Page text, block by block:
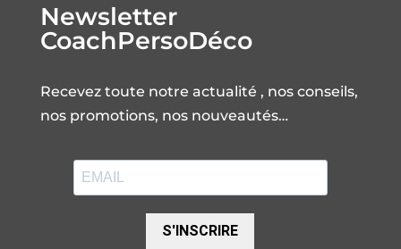
Newsletter
CoachPersoDéco
Recevez toute notre actualité , nos conseils,
nos promotions, nos nouveautés…
S'INSCRIRE